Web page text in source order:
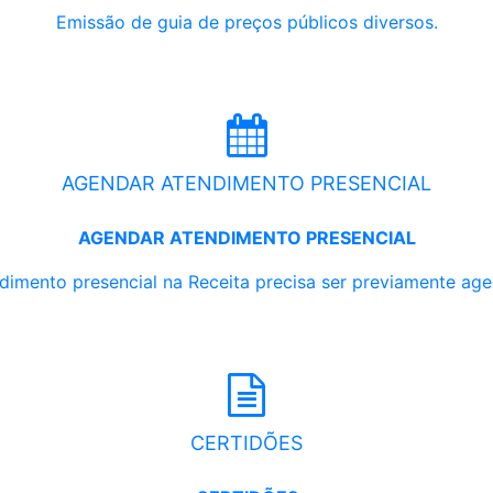
Emissão de guia de preços públicos diversos.
AGENDAR ATENDIMENTO PRESENCIAL
AGENDAR ATENDIMENTO PRESENCIAL
presencial na Receita precisa ser previamente
CERTIDÕES